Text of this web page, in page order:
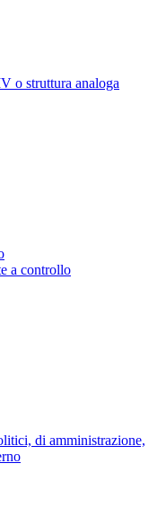
o struttura analoga
a controllo
di amministrazione,